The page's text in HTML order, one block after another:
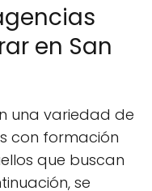
en San
una variedad de
con formación
que buscan
se